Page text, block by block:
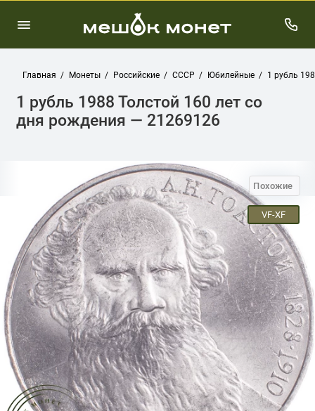
Главная Монеты Российские СССР Юбилейные 1 рубль
1 рубль 1988 Толстой 160 лет со
дня рождения — 21269126
Похожие
VF-XF